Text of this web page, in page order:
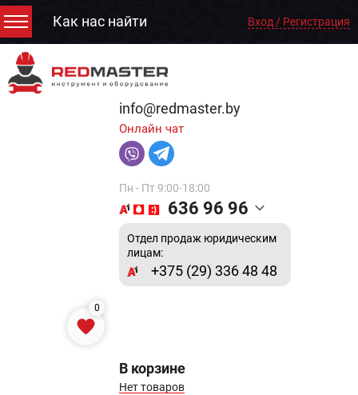
Как нас найти Вход / Регистрация
info@redmaster.by
Онлайн чат
Пн - Пт 9:00-18:00
636 96 96
Отдел продаж юридическим
лицам:
+375 (29) 336 48 48
0
В корзине
Нет товаров